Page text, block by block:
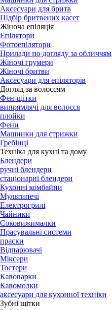
Аксесуари для бритв
Підбір бритвених касет
Жіноча епіляція
Епілятори
Фотоепілятори
Прилади по догляду за обличчям
Жіночі грумери
Жіночі бритви
Аксесуари для епіляторів
Догляд за волоссям
Фен-щітки
випрямлячі для волосся
плойки
Фени
Машинки для стрижки
Гребінці
Техніка для кухні та дому
Блендери
ручні блендери
стаціонарні блендери
Кухонні комбайни
Мультипечі
Електрогрилі
Чайники
Соковижималки
Прасувальні системи
праски
Відпарювачі
Міксери
Тостери
Кавоварки
Кавомолки
аксесуари для кухонної техніки
Зубні щітки